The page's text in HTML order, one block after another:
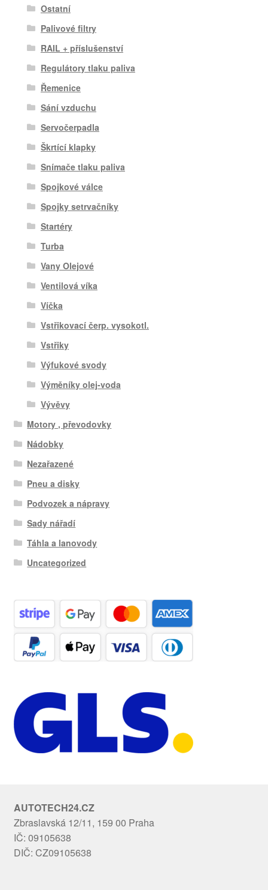
Ostatní
Palivové filtry
RAIL + příslušenství
Regulátory tlaku paliva
Řemenice
Sání vzduchu
Servočerpadla
Škrtící klapky
Snímače tlaku paliva
Spojkové válce
Spojky setrvačníky
Startéry
Turba
Vany Olejové
Ventilová víka
Víčka
Vstřikovací čerp. vysokotl.
Vstřiky
Výfukové svody
Výměníky olej-voda
Vývěvy
Motory , převodovky
Nádobky
Nezařazené
Pneu a disky
Podvozek a nápravy
Sady nářadí
Táhla a lanovody
Uncategorized
AUTOTECH24.CZ
Zbraslavská 12/11, 159 00 Praha
IČ: 09105638
DIČ: CZ09105638